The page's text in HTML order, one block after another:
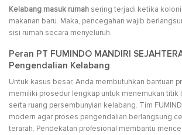
Kelabang masuk rumah sering terjadi ketika
makanan baru. Maka, pencegahan wajib
sisi rumah secara menyeluruh.
Peran PT FUMINDO MANDIRI
Pengendalian Kelabang
Untuk kasus besar, Anda membutuhkan bantuan
memiliki prosedur lengkap untuk menemukan titik
serta ruang persembunyian kelabang. Tim
modern agar proses pengendalian berlangsung
terarah. Pendekatan profesional membantu